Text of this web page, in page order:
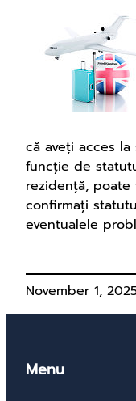
că aveți acces
funcție de
rezidență,
confirmați
eventualele
November 1,
Menu